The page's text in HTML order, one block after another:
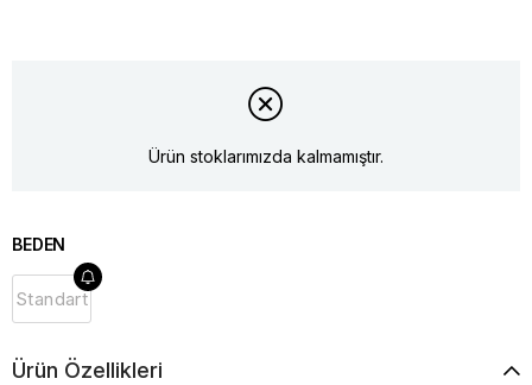
Ürün stoklarımızda kalmamıştır.
BEDEN
Standart
Ürün Özellikleri